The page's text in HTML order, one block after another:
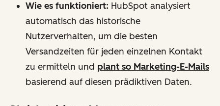
Wie es funktioniert: HubSpot analysiert
automatisch das historische
Nutzerverhalten, um die besten
Versandzeiten für jeden einzelnen Kontakt
zu ermitteln und plant so Marketing-E-Mails
basierend auf diesen prädiktiven Daten.